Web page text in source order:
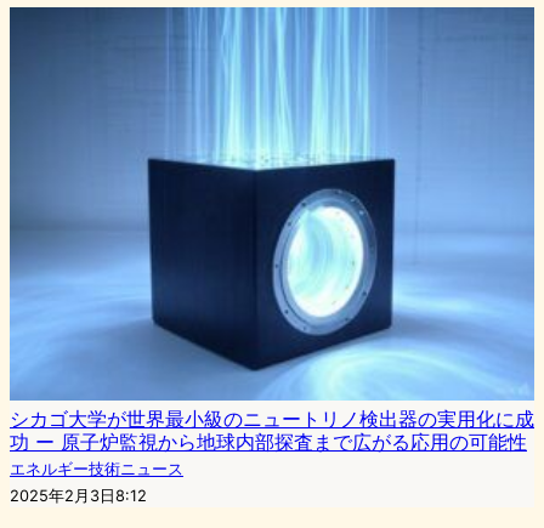
シカゴ大学が世界最小級のニュートリノ検出器の実用化に成
功 ー 原子炉監視から地球内部探査まで広がる応用の可能性
エネルギー技術ニュース
2025年2月3日8:12